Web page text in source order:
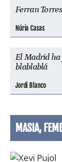
Ferran
Núria Casas
El Madrid ha
blablablá
Jordi Blanco
MASIA,